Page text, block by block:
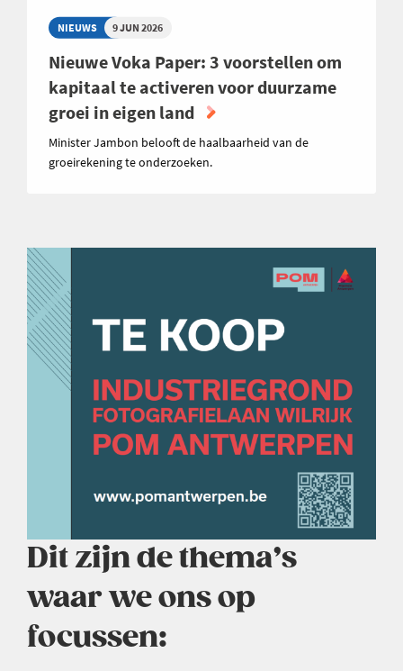
NIEUWS 9 JUN 2026
Nieuwe Voka Paper: 3 voorstellen om
kapitaal te activeren voor duurzame
groei in eigen land
Minister Jambon belooft de haalbaarheid van de
groeirekening te onderzoeken.
Dit zijn de thema’s
waar we ons op
focussen: